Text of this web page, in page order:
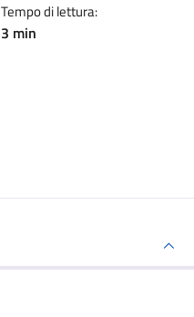
Tempo di lettura:
3 min